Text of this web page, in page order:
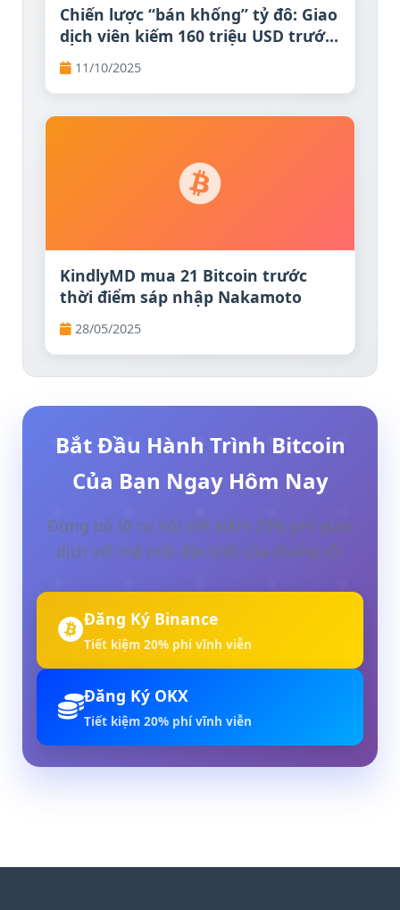
Chiến lược “bán khống” tỷ đô: Giao
dịch viên kiếm 160 triệu USD trước
cú sốc thuế quan Trung Quốc của
Trump
11/10/2025
KindlyMD mua 21 Bitcoin trước
thời điểm sáp nhập Nakamoto
28/05/2025
Bắt Đầu Hành Trình Bitcoin
Của Bạn Ngay Hôm Nay
Đừng bỏ lỡ cơ hội tiết kiệm 20% phí giao
dịch với mã mời đặc biệt của chúng tôi
Đăng Ký Binance
Tiết kiệm 20% phí vĩnh viễn
Đăng Ký OKX
Tiết kiệm 20% phí vĩnh viễn